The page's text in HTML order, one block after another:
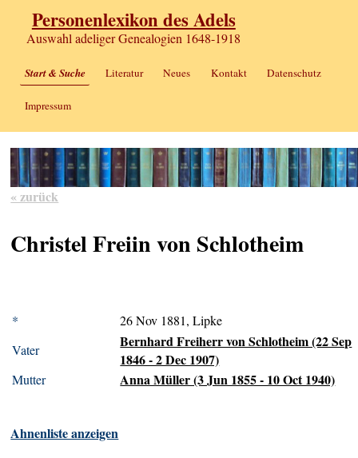
Personenlexikon des Adels
Auswahl adeliger Genealogien 1648-1918
Start & Suche Literatur Neues Kontakt Datenschutz
Impressum
« zurück
Christel Freiin von Schlotheim
*
26 Nov 1881, Lipke
Vater
Bernhard Freiherr von Schlotheim (22 Sep
1846 - 2 Dec 1907)
Mutter Anna Müller (3 Jun 1855 - 10 Oct 1940)
Ahnenliste anzeigen